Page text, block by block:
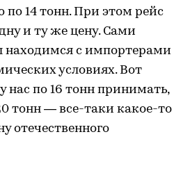
по 14 тонн. При этом рейс
и ту же цену. Сами
находимся с импортерами
условиях. Вот
нас по 16 тонн принимать,
тонн — все-таки какое-то
отечественного